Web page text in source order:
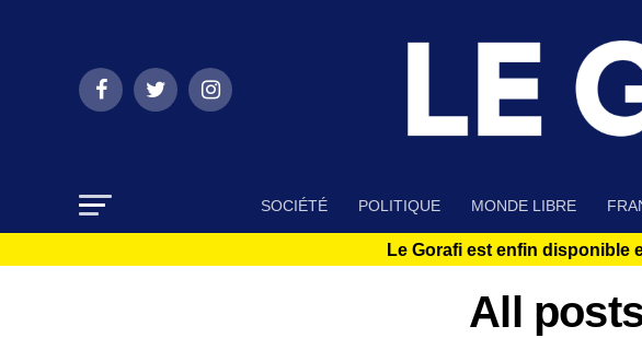
SOCIÉTÉ POLITIQUE MONDE LIBRE
Le Gorafi est enfin disponible
All